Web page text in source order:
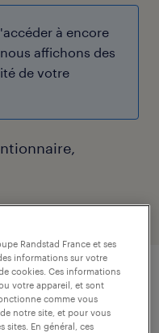
à encore
affichons des
de votre
-
navale (f/h)
Randstad France et ses
informations sur votre
cookies. Ces informations
votre appareil, et sont
comme vous
notre site, et pour vous
sites. En général, ces